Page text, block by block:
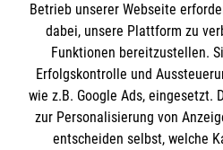
Kontakt
Impressum
Datenschutz
Barrierefreiheit
Malteser online
Malteser Eichstätt
Betrieb unserer Webseite
dabei, unsere Plattform zu
Funktionen bereitzustellen.
Erfolgskontrolle und
wie z.B. Google Ads, eingesetzt.
zur Personalisierung von
entscheiden selbst, welche